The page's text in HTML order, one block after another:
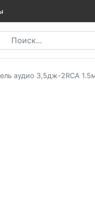
аудио 3,5дж-2RCA